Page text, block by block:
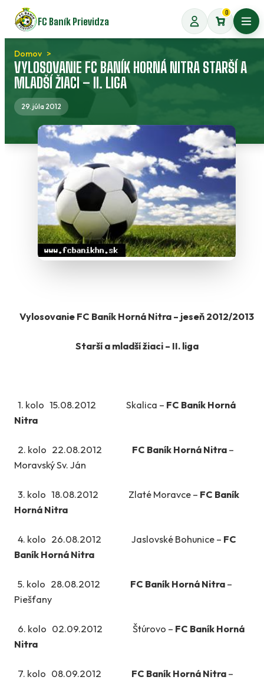
Preskočiť
na
obsah
FC Baník Prievidza
0
Domov
VYLOSOVANIE FC BANÍK HORNÁ NITRA STARŠÍ A
MLADŠÍ ŽIACI – II. LIGA
29. júla 2012
Vylosovanie FC Baník Horná Nitra – jeseň 2012/2013
Starší a mladší žiaci – II. liga
1. kolo 15.08.2012 Skalica – FC Baník Horná
Nitra
2. kolo 22.08.2012 FC Baník Horná Nitra –
Moravský Sv. Ján
3. kolo 18.08.2012 Zlaté Moravce – FC Baník
Horná Nitra
4. kolo 26.08.2012 Jaslovské Bohunice – FC
Baník Horná Nitra
5. kolo 28.08.2012 FC Baník Horná Nitra –
Piešťany
6. kolo 02.09.2012 Štúrovo – FC Baník Horná
Nitra
7. kolo 08.09.2012 FC Baník Horná Nitra –